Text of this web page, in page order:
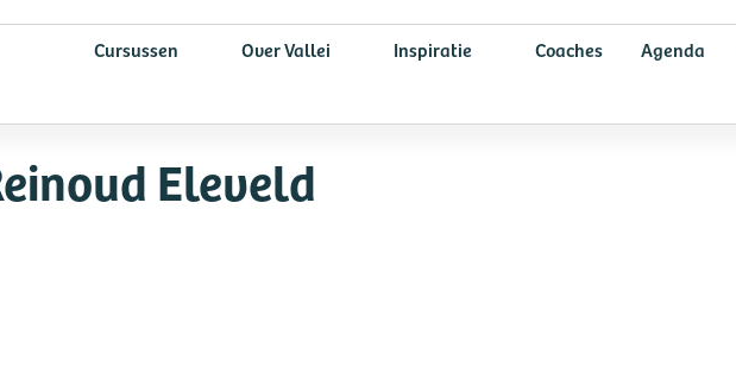
Cursussen Over Vallei Inspiratie Coaches Agenda
Eleveld